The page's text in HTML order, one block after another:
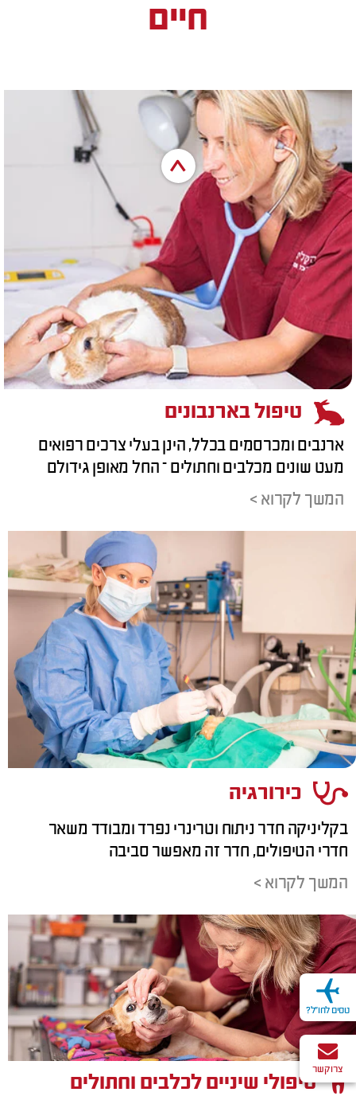
חיים
טיפול בארנבונים
ארנבים ומכרסמים בכלל, הינן בעלי צרכים רפואים
מעט שונים מכלבים וחתולים – החל מאופן גידולם
המשך לקרוא >
כירורגיה
בקליניקה חדר ניתוח וטרינרי נפרד ומבודד משאר
חדרי הטיפולים, חדר זה מאפשר סביבה
המשך לקרוא >
טיפולי שיניים לכלבים וחתולים
טסים לחו"ל?
צרו קשר